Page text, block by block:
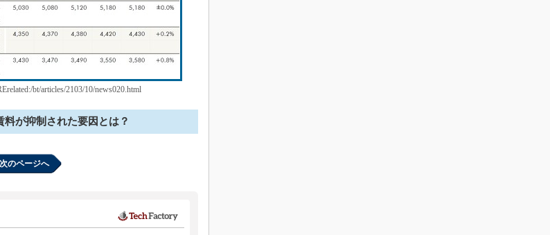
bt/articles/2103/10/news020.html
が抑制された要因とは？
次のページへ